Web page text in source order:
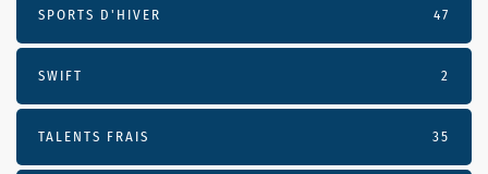
SPORTS D'HIVER 47
SWIFT 2
TALENTS FRAIS 35